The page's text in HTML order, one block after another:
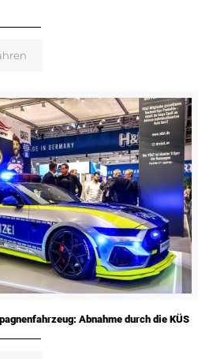
Abnahme durch die KÜS